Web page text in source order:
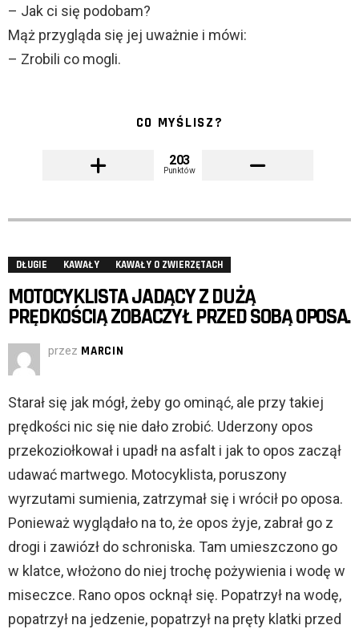
– Jak ci się podobam?
Mąż przygląda się jej uważnie i mówi:
– Zrobili co mogli.
CO MYŚLISZ?
203
Punktów
DŁUGIE KAWAŁY KAWAŁY O ZWIERZĘTACH
MOTOCYKLISTA JADĄCY Z DUŻĄ
PRĘDKOŚCIĄ ZOBACZYŁ PRZED SOBĄ OPOSA.
przez MARCIN
Starał się jak mógł, żeby go ominąć, ale przy takiej
prędkości nic się nie dało zrobić. Uderzony opos
przekoziołkował i upadł na asfalt i jak to opos zaczął
udawać martwego. Motocyklista, poruszony
wyrzutami sumienia, zatrzymał się i wrócił po oposa.
Ponieważ wyglądało na to, że opos żyje, zabrał go z
drogi i zawiózł do schroniska. Tam umieszczono go
w klatce, włożono do niej trochę pożywienia i wodę w
miseczce. Rano opos ocknął się. Popatrzył na wodę,
popatrzył na jedzenie, popatrzył na pręty klatki przed